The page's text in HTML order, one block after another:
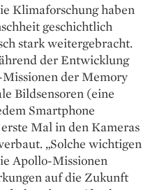
Klimaforschung haben
geschichtlich
stark weitergebracht.
der Entwicklung
der Memory
Bildsensoren (eine
Smartphone
Mal in den Kameras
„Solche wichtigen
Apollo-Missionen
auf die Zukunft